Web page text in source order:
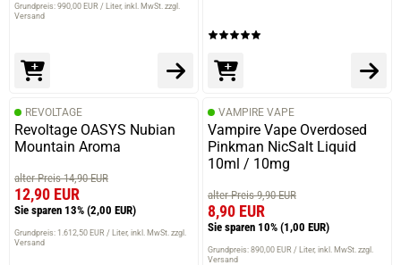
Grundpreis: 990,00 EUR / Liter inkl. MwSt. zzgl.
Versand
REVOLTAGE
Revoltage OASYS Nubian
Mountain Aroma
alter Preis 14,90 EUR
12,90 EUR
Sie sparen 13% (2,00 EUR)
Grundpreis: 1.612,50 EUR / Liter inkl. MwSt. zzgl.
Versand
VAMPIRE VAPE
Vampire Vape Overdosed
Pinkman NicSalt Liquid
10ml / 10mg
alter Preis 9,90 EUR
8,90 EUR
Sie sparen 10% (1,00 EUR)
Grundpreis: 890,00 EUR / Liter inkl. MwSt. zzgl.
Versand